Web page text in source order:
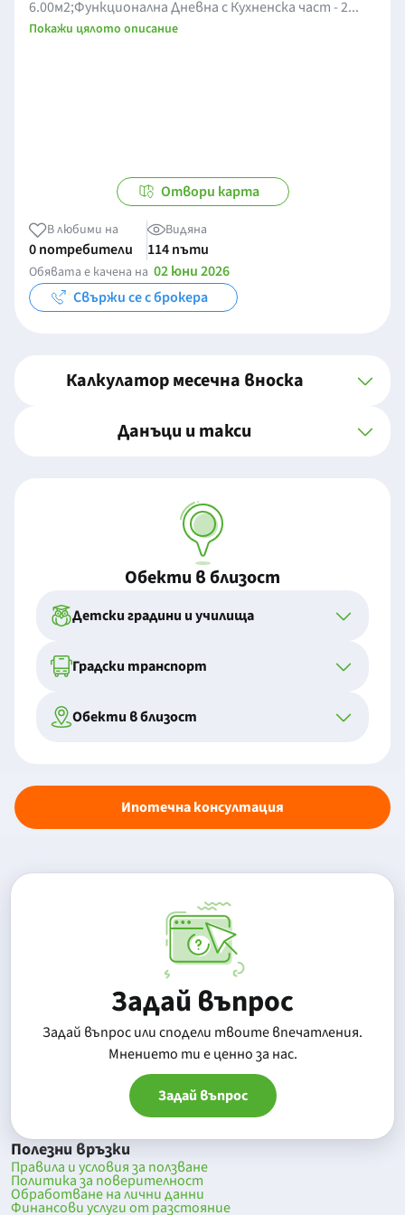
6.00м2;Функционална Дневна с Кухненска част - 2...
Покажи цялото описание
Отвори карта
В любими на
0 потребители
Видяна
114 пъти
Обявата е качена на 02 юни 2026
Свържи се с брокера
Калкулатор месечна вноска
Данъци и такси
Обекти в близост
Детски градини и училища
Градски транспорт
Обекти в близост
Ипотечна консултация
Задай въпрос
Задай въпрос или сподели твоите впечатления.
Mнението ти е ценно за нас.
Задай въпрос
Полезни връзки
Правила и условия за ползване
Политика за поверителност
Обработване на лични данни
Финансови услуги от разстояние